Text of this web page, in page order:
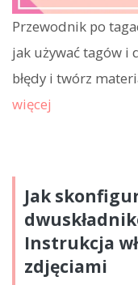
Przewodnik po
jak używać tagów i
błędy i twórz
więcej
Jak
Instrukcja
zdjęciami